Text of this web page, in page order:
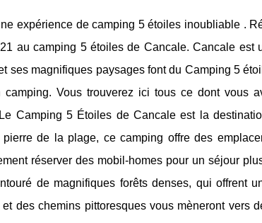
expérience de camping 5 étoiles inoubliable .
au camping 5 étoiles de Cancale. Cancale est
ses magnifiques paysages font du Camping 5
Vous trouverez ici tous ce dont vous
Camping 5 Étoiles de Cancale est la
de la plage, ce camping offre des
réserver des mobil-homes pour un séjour
de magnifiques forêts denses, qui offrent
des chemins pittoresques vous mèneront vers